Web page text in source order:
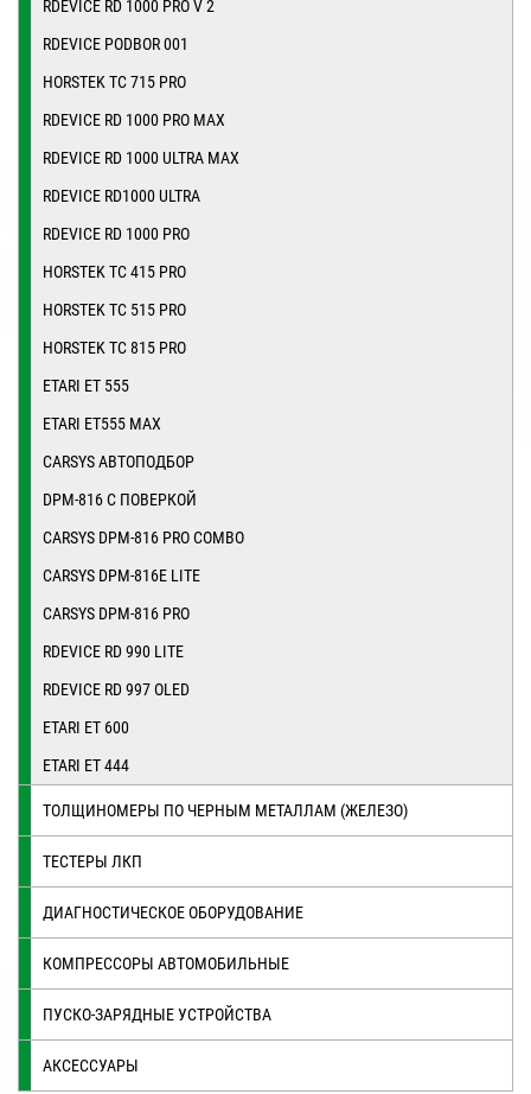
RDEVICE RD 1000 PRO V 2
RDEVICE PODBOR 001
HORSTEK TC 715 PRO
RDEVICE RD 1000 PRO MAX
RDEVICE RD 1000 ULTRA MAX
RDEVICE RD1000 ULTRA
RDEVICE RD 1000 PRO
HORSTEK TC 415 PRO
HORSTEK TC 515 PRO
HORSTEK TC 815 PRO
ETARI ET 555
ETARI ET555 MAX
CARSYS АВТОПОДБОР
DPM-816 С ПОВЕРКОЙ
CARSYS DPM-816 PRO COMBO
CARSYS DPM-816E LITE
CARSYS DPM-816 PRO
RDEVICE RD 990 LITE
RDEVICE RD 997 OLED
ETARI ET 600
ETARI ET 444
ТОЛЩИНОМЕРЫ ПО ЧЕРНЫМ МЕТАЛЛАМ (ЖЕЛЕЗО)
ТЕСТЕРЫ ЛКП
ДИАГНОСТИЧЕСКОЕ ОБОРУДОВАНИЕ
КОМПРЕССОРЫ АВТОМОБИЛЬНЫЕ
ПУСКО-ЗАРЯДНЫЕ УСТРОЙСТВА
АКСЕССУАРЫ